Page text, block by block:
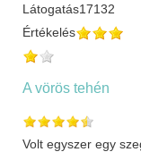
Látogatás17132
Értékelés
A vörös tehén
Volt egyszer egy